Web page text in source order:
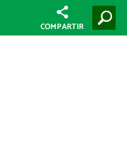
COMPARTIR